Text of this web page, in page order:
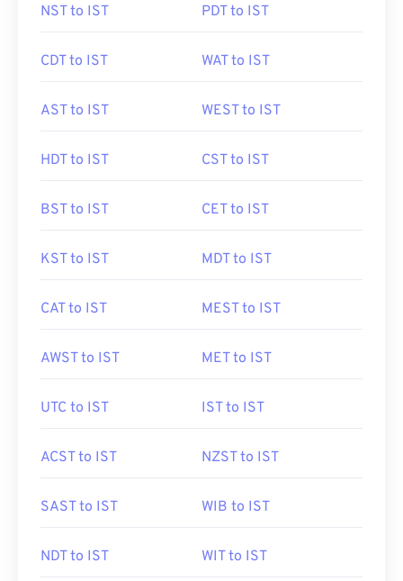
NST to IST PDT to IST
CDT to IST WAT to IST
AST to IST WEST to IST
HDT to IST CST to IST
BST to IST CET to IST
KST to IST MDT to IST
CAT to IST MEST to IST
AWST to IST MET to IST
UTC to IST IST to IST
ACST to IST NZST to IST
SAST to IST WIB to IST
NDT to IST WIT to IST